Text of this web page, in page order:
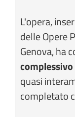
L'opera,
delle Opere
Genova, ha
quasi
completato